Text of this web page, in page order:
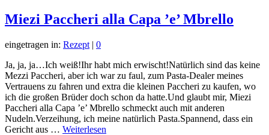
Miezi Paccheri alla Capa ’e’ Mbrello
eingetragen in: Rezept | 0
Ja, ja, ja…Ich weiß!Ihr habt mich erwischt!Natürlich sind das keine
Mezzi Paccheri, aber ich war zu faul, zum Pasta-Dealer meines
Vertrauens zu fahren und extra die kleinen Paccheri zu kaufen, wo
ich die großen Brüder doch schon da hatte.Und glaubt mir, Miezi
Paccheri alla Capa ’e’ Mbrello schmeckt auch mit anderen
Nudeln.Verzeihung, ich meine natürlich Pasta.Spannend, dass ein
Gericht aus … Weiterlesen